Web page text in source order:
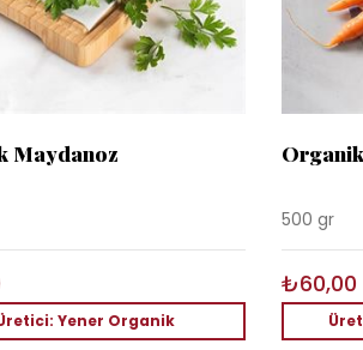
Maydanoz
Yener Organik
500 gr
₺60,00